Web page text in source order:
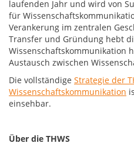
laufenden Jahr und wird von
für
Verankerung im zentralen
Transfer und Gründung hebt
Wissenschaftskommunikation
Austausch zwischen
Die vollständige Strategie der
Wissenschaftskommunikation
einsehbar.
Über die THWS